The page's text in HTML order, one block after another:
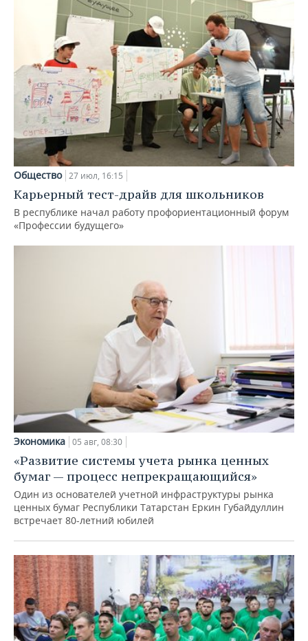
Общество 27 июл, 16:15
Карьерный тест-драйв для школьников
В республике начал работу профориентационный форум
«Профессии будущего»
Экономика 05 авг, 08:30
«Развитие системы учета рынка ценных
бумаг — процесс непрекращающийся»
Один из основателей учетной инфраструктуры рынка
ценных бумаг Республики Татарстан Еркин Губайдуллин
встречает 80-летний юбилей